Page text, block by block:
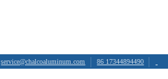
service@chalcoaluminum.com 86 17344894490